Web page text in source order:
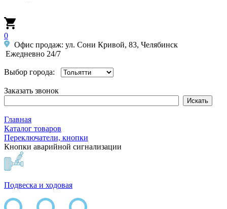
0
Офис продаж: ул. Сони Кривой, 83, Челябинск
Ежедневно 24/7
Выбор города:
Заказать звонок
Главная
Каталог товаров
Переключатели, кнопки
Кнопки аварийной сигнализации
Подвеска и ходовая